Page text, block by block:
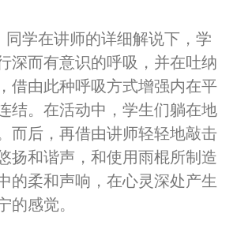
同学在讲师的详细解说下，学
深而有意识的呼吸，并在吐纳
借由此种呼吸方式增强内在平
结。在活动中，学生们躺在地
而后，再借由讲师轻轻地敲击
扬和谐声，和使用雨棍所制造
的柔和声响，在心灵深处产生
的感觉。